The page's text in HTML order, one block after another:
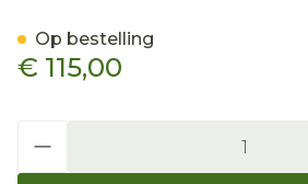
€ 115,00
Op bestelling